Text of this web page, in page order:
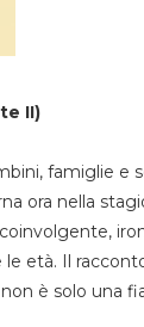
II)
famiglie e
ora nella
età. Il
è solo una